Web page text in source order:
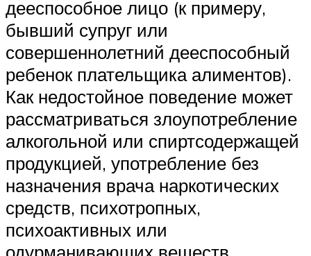
дееспособное лицо (к примеру,
бывший супруг или
совершеннолетний дееспособный
ребенок плательщика алиментов).
Как недостойное поведение может
рассматриваться злоупотребление
алкогольной или спиртсодержащей
продукцией, употребление без
назначения врача наркотических
средств, психотропных,
психоактивных или